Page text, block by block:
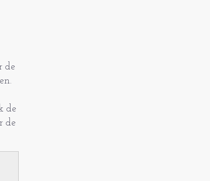
de
de
de